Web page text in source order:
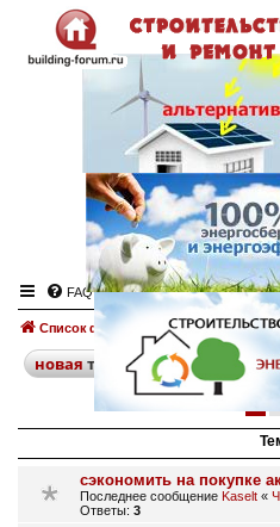
FAQ
Список форумов
новаятема
сэкономить на покупке
Последнее сообщение Kaselt «
Ответы: 3